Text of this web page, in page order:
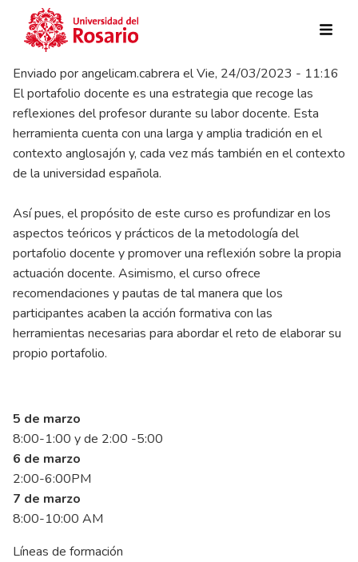
Pasar al contenido principal
Enviado porangelicam.cabrera elVie, 24/03/2023 - 11:16
El portafolio docente es una estrategia que recoge las
reflexiones del profesor durante su labor docente. Esta
herramienta cuenta con una larga y amplia tradición en el
contexto anglosajón y, cada vez más también en el contexto
de la universidad española.
Así pues, el propósito de este curso es profundizar en los
aspectos teóricos y prácticos de la metodología del
portafolio docente y promover una reflexión sobre la propia
actuación docente. Asimismo, el curso ofrece
recomendaciones y pautas de tal manera que los
participantes acaben la acción formativa con las
herramientas necesarias para abordar el reto de elaborar su
propio portafolio.
5 de marzo
8:00-1:00 y de 2:00 -5:00
6 de marzo
2:00-6:00PM
7 de marzo
8:00-10:00 AM
Líneas de formación